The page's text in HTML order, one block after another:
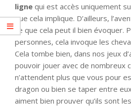
ligne qui est accès uniquement
que cela implique. D’ailleurs,
ce que cela peut il bien évoquer.
personnes, cela invoque les
Cela tombe bien, dans nos jeux
pouvoir jouer avec de nombreux
n’attendent plus que vous pour
dragon ou bien se taper entre
aiment bien prouver qu’ils sont